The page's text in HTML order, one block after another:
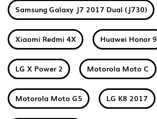
Samsung Galaxy J7 2017 Dual (J730)
Xiaomi Redmi 4X Huawei Honor 9
LG X Power 2 Motorola Moto C
Motorola Moto G5 LG K8 2017